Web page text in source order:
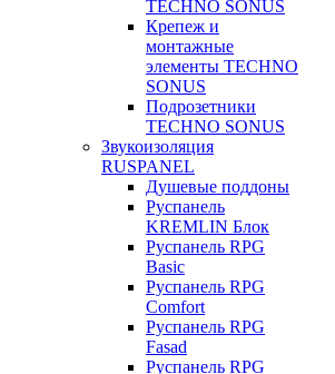
TECHNO SONUS
Крепеж и
монтажные
элементы TECHNO
SONUS
Подрозетники
TECHNO SONUS
Звукоизоляция
RUSPANEL
Душевые поддоны
Руспанель
KREMLIN Блок
Руспанель RPG
Basic
Руспанель RPG
Comfort
Руспанель RPG
Fasad
Руспанель RPG